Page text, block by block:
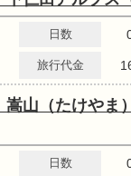
日数
旅行代金
嵩山（たけや
日数